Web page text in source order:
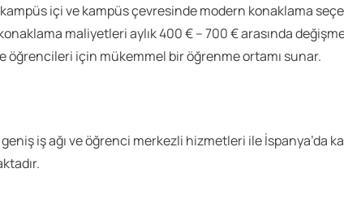
içi ve kampüs çevresinde modern konaklama
maliyetleri aylık 400 € – 700 € arasında
öğrencileri için mükemmel bir öğrenme ortamı sunar.
iş ağı ve öğrenci merkezli hizmetleri ile